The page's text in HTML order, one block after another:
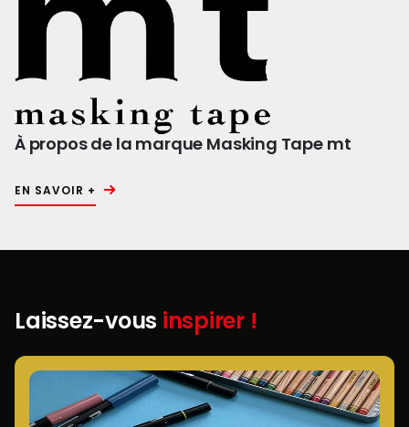
À propos de la marque Masking Tape mt
EN SAVOIR +
Laissez-vous inspirer !